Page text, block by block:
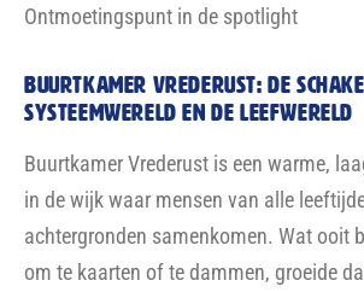
Ontmoetingspunt in de spotlight
Buurtkamer Vrederust: DE
systeemwereld en de leefwereld
Buurtkamer Vrederust is een warme,
in de wijk waar mensen van alle
achtergronden samenkomen. Wat ooit
om te kaarten of te dammen, groeide